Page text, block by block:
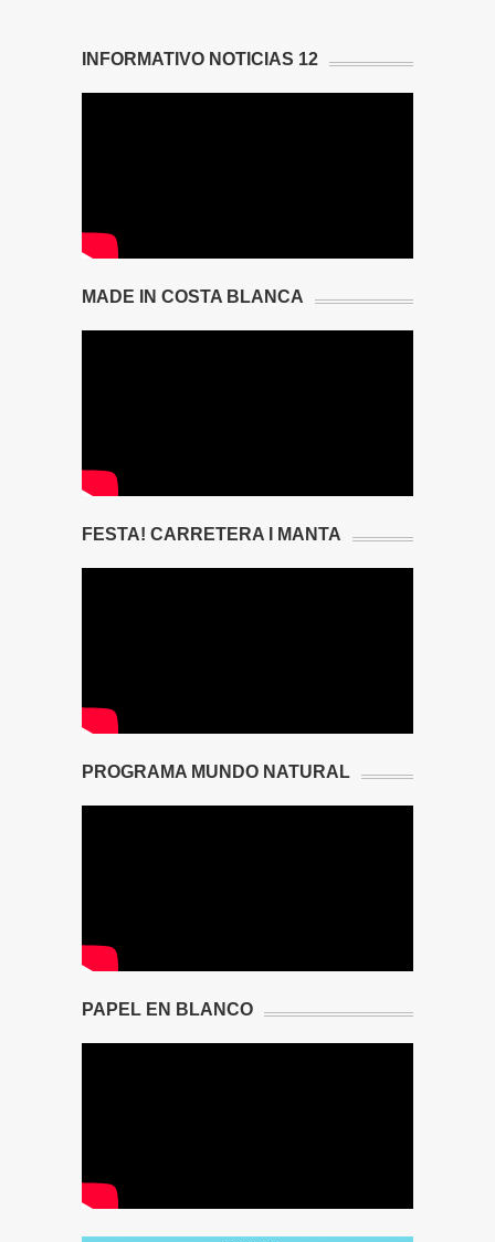
INFORMATIVO NOTICIAS 12
MADE IN COSTA BLANCA
FESTA! CARRETERA I MANTA
PROGRAMA MUNDO NATURAL
PAPEL EN BLANCO